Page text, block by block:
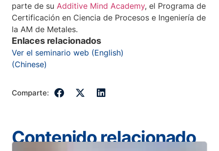
parte de su Additive Mind Academy, el Programa de
Certificación en Ciencia de Procesos e Ingeniería de
la AM de Metales.
Enlaces relacionados
Ver el seminario web (English)
(Chinese)
Comparte:
Contenido relacionado